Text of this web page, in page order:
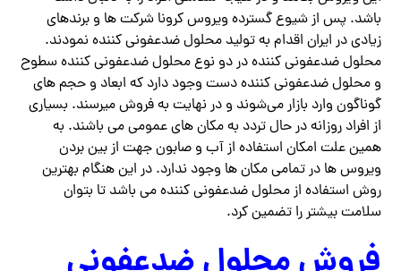
باشد. پس از شیوع گسترده ویروس کرونا شرکت ها و برندهای
زیادی در ایران اقدام به تولید محلول ضدعفونی کننده نمودند.
محلول ضدعفونی کننده در دو نوع محلول ضدعفونی کننده سطوح
و محلول ضدعفونی کننده دست وجود دارد که ابعاد و حجم های
گوناگون وارد بازار می‌شوند و در نهایت به فروش میرسند. بسیاری
از افراد روزانه در حال تردد به مکان های عمومی می باشند. به
همین علت امکان استفاده از آب و صابون جهت از بین بردن
ویروس ها در تمامی مکان ها وجود ندارد. در این هنگام بهترین
روش استفاده از محلول ضدعفونی کننده می باشد تا بتوان
سلامت بیشتر را تضمین کرد.